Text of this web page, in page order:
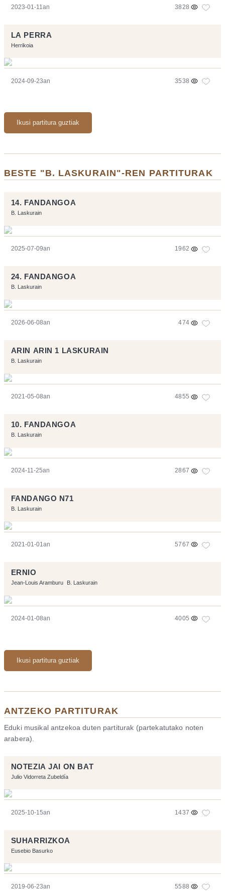
2023-01-11an 3828
LA PERRA
Herrikoia
2024-09-23an 3538
Ikusi partitura guztiak
BESTE "B. LASKURAIN"-REN PARTITURAK
14. FANDANGOA
B. Laskurain
2025-07-09an 1962
24. FANDANGOA
B. Laskurain
2026-06-08an 474
ARIN ARIN 1 LASKURAIN
B. Laskurain
2021-05-08an 4855
10. FANDANGOA
B. Laskurain
2024-11-25an 2867
FANDANGO N71
B. Laskurain
2021-01-01an 5767
ERNIO
Jean-Louis Aramburu B. Laskurain
2024-01-08an 4005
Ikusi partitura guztiak
ANTZEKO PARTITURAK
Eduki musikal antzekoa duten partiturak (partekatutako noten
arabera).
NOTEZIA JAI ON BAT
Julio Vidorreta Zubeldía
2025-10-15an 1437
SUHARRIZKOA
Eusebio Basurko
2019-06-23an 5588